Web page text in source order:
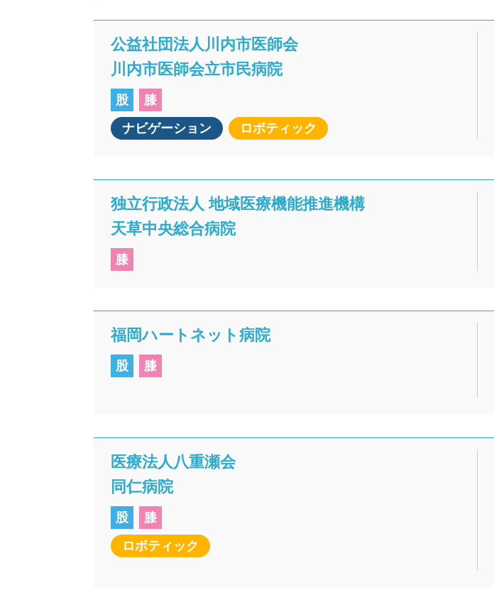
公益社団法人川内市医師会
川内市医師会立市民病院
股
膝
ナビゲーション
ロボティック
独立行政法人 地域医療機能推進機構
天草中央総合病院
膝
福岡ハートネット病院
股 膝
医療法人八重瀬会
同仁病院
股
膝
ロボティック